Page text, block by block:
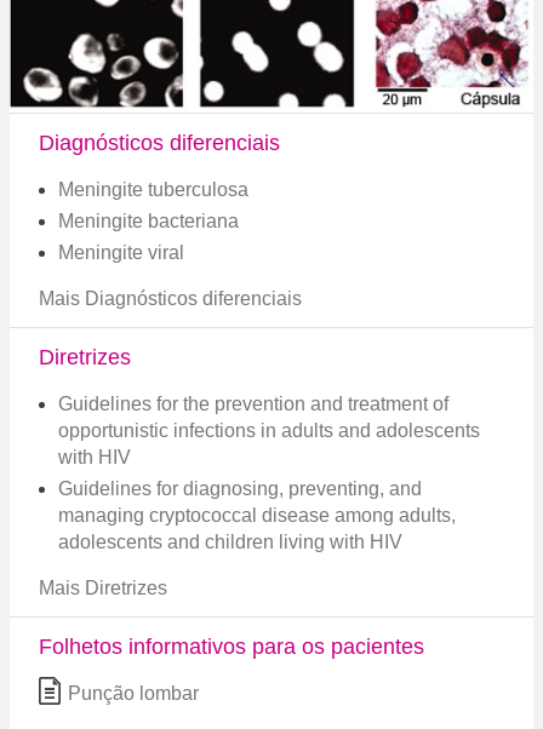
Diagnósticos diferenciais
Meningite tuberculosa
Meningite bacteriana
Meningite viral
Mais Diagnósticos diferenciais
Diretrizes
Guidelines for the prevention and treatment of
opportunistic infections in adults and adolescents
with HIV
Guidelines for diagnosing, preventing, and
managing cryptococcal disease among adults,
adolescents and children living with HIV
Mais Diretrizes
Folhetos informativos para os pacientes
Punção lombar